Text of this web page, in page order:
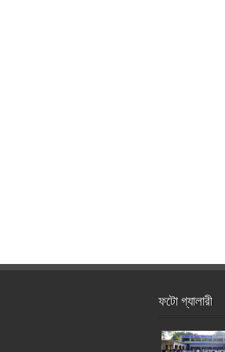
ফটো গ্যালারী